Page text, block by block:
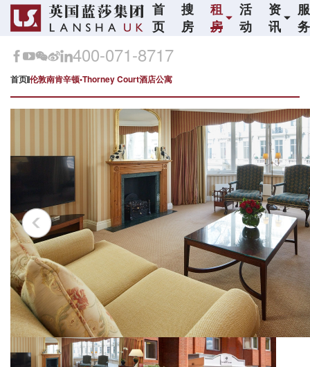
首
页
搜
房
租
房
活
动
资
讯
服
务
400-071-8717
首页 伦敦南肯辛顿•Thorney Court酒店公寓